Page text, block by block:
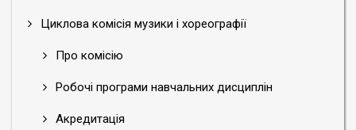
Циклова комісія музики і хореографії
Про комісію
Робочі програми навчальних дисциплін
Акредитація